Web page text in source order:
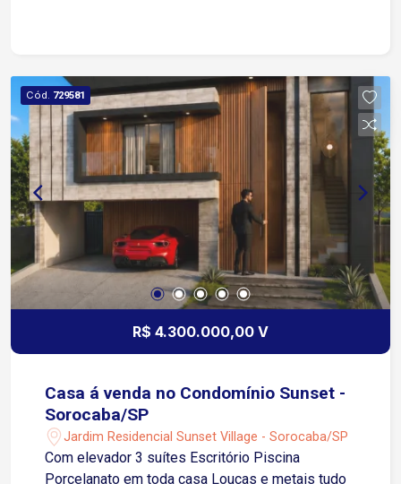
Cód. 729581
R$ 4.300.000,00 V
Casa á venda no Condomínio Sunset -
Sorocaba/SP
Jardim Residencial Sunset Village - Sorocaba/SP
Com elevador 3 suítes Escritório Piscina
Porcelanato em toda casa Louças e metais tudo